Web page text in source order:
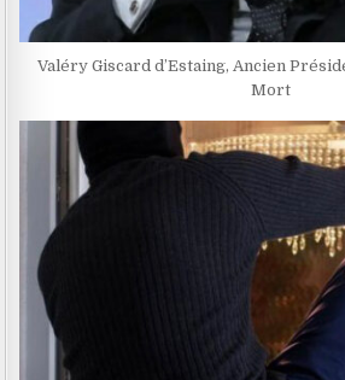
Valéry Giscard d’Estaing, Ancien
Mort